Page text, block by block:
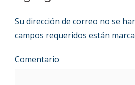
Su dirección de correo no se
campos requeridos están
Comentario